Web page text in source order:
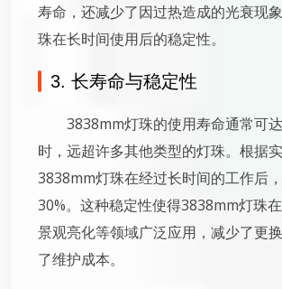
寿命，还减少了因过热造成的光衰现
珠在长时间使用后的稳定性。
3. 长寿命与稳定性
3838mm灯珠的使用寿命通常可
时，远超许多其他类型的灯珠。根据
3838mm灯珠在经过长时间的工作后
30%。这种稳定性使得3838mm灯珠在
景观亮化等领域广泛应用，减少了更
了维护成本。